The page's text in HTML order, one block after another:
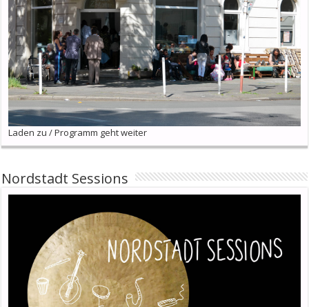
Laden zu / Programm geht weiter
Nordstadt Sessions